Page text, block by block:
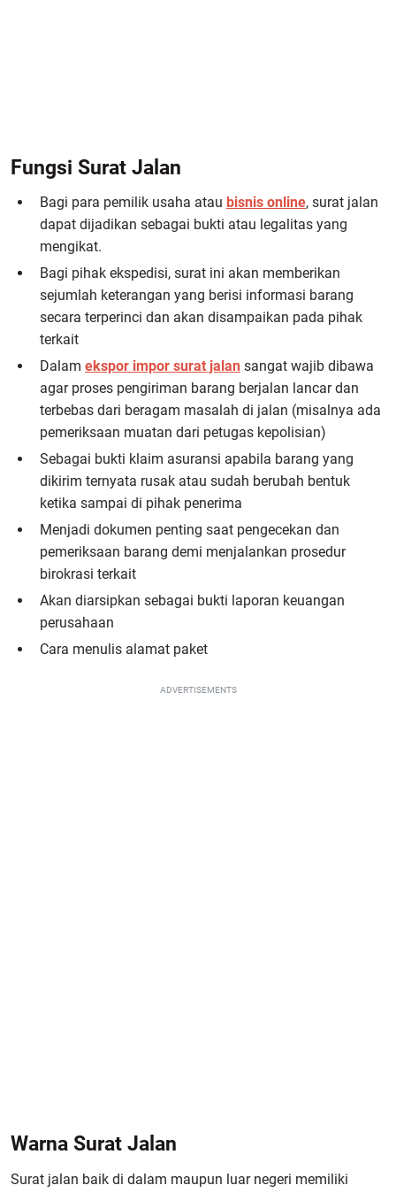
Fungsi Surat Jalan
Bagi para pemilik usaha atau bisnis online, surat jalan
dapat dijadikan sebagai bukti atau legalitas yang
mengikat.
Bagi pihak ekspedisi, surat ini akan memberikan
sejumlah keterangan yang berisi informasi barang
secara terperinci dan akan disampaikan pada pihak
terkait
Dalam ekspor impor surat jalan sangat wajib dibawa
agar proses pengiriman barang berjalan lancar dan
terbebas dari beragam masalah di jalan (misalnya ada
pemeriksaan muatan dari petugas kepolisian)
Sebagai bukti klaim asuransi apabila barang yang
dikirim ternyata rusak atau sudah berubah bentuk
ketika sampai di pihak penerima
Menjadi dokumen penting saat pengecekan dan
pemeriksaan barang demi menjalankan prosedur
birokrasi terkait
Akan diarsipkan sebagai bukti laporan keuangan
perusahaan
Cara menulis alamat paket
ADVERTISEMENTS
Warna Surat Jalan
Surat jalan baik di dalam maupun luar negeri memiliki